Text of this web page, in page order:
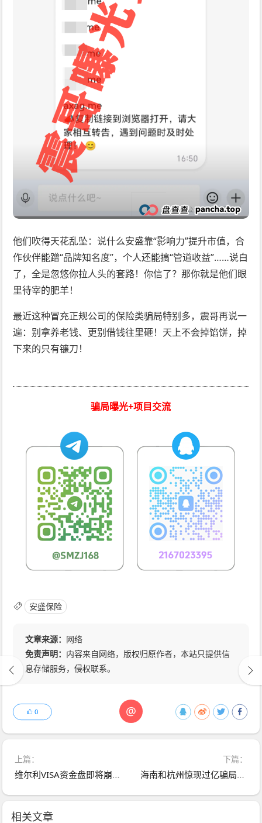
他们吹得天花乱坠：说什么安盛靠“影响力”提升市值，合
作伙伴能蹭“品牌知名度”，个人还能搞“管道收益”……说白
了，全是忽悠你拉人头的套路！你信了？那你就是他们眼
里待宰的肥羊！
最近这种冒充正规公司的保险类骗局特别多，震哥再说一
遍：别拿养老钱、更别借钱往里砸！天上不会掉馅饼，掉
下来的只有镰刀！
骗局曝光+项目交流
安盛保险
文章来源： 网络
免责声明： 内容来自网络，版权归原作者，本站只提供信
息存储服务，侵权联系。
@
0
上篇：
维尔利VISA资金盘即将崩盘跑路，高度预警
下篇：
海南和杭州惊现过亿骗局-优哩哩，包装跨境电商的USDT资金盘
相关文章